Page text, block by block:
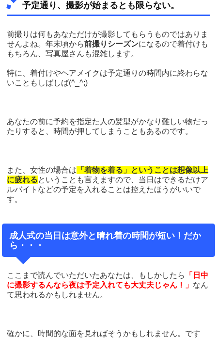
予定通り、撮影が始まるとも限らない。
前撮りは何もあなただけが撮影してもらうものではありま
せんよね。年末頃から前撮りシーズンになるので着付けも
もちろん、写真屋さんも混雑します。
特に、着付けやヘアメイクは予定通りの時間内に終わらな
いこともしばしば(^_^;)
あなたの前に予約を指定た人の髪型がかなり難しい物だっ
たりすると、時間が押してしまうこともあるのです。
また、女性の場合は 「着物を着る」ということは想像以上
に疲れるということも言えますので、当日はできるだけア
ルバイトなどの予定を入れることは控えたほうがいいで
す。
成人式の当日は意外と晴れ着の時間が短い！だか
ら・・・
ここまで読んでいただいたあなたは、もしかしたら
「日中
に撮影するんなら夜は予定入れても大丈夫じゃん！」 なん
て思われるかもしれません。
確かに、時間的な面を見ればそうかもしれません。です